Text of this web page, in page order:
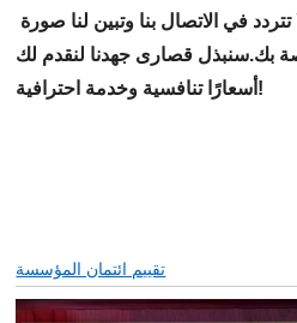
تتردد في الاتصال بنا وتبين لنا صورة
بك.سنبذل قصارى جهدنا لنقدم لك
أسعارًا تنافسية وخدمة احترافية!
تقييم ائتمان المؤسسة